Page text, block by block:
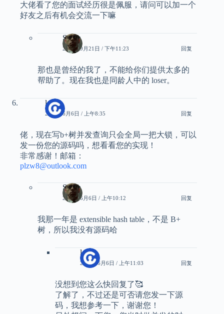
大佬看了您的面试经历很是佩服，请问可以加一个
好友之后有机会交流一下嘛
Smith
2024年9月21日 / 下午11:23 回复
那也是曾经的我了，不能给你们提供太多的
帮助了。现在我也是同龄人中的 loser。
loser
2024年6月6日 / 上午8:35 回复
佬，现在写b+树并发查询只会全局一把大锁，可以
发一份您的源码吗，想看看您的实现！
非常感谢！邮箱：
plzw8@outlook.com
Smith
2024年6月6日 / 上午10:12 回复
我那一年是 extensible hash table，不是 B+
树，所以我没有源码哈
loser
2024年6月6日 / 上午11:03 回复
没想到您这么快回复了🥰
了解了，不过还是可否请您发一下源
码，我想参考一下，谢谢您！